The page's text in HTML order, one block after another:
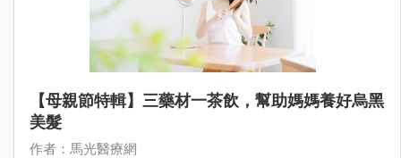
【母親節特輯】三藥材一茶飲，幫助媽媽養好烏黑
美髮
作者：馬光醫療網